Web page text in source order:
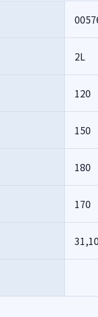
2L
120
150
180
170